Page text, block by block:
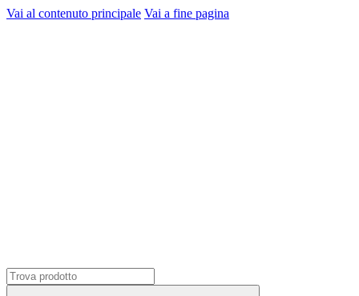
Vai al contenuto principale Vai a fine pagina